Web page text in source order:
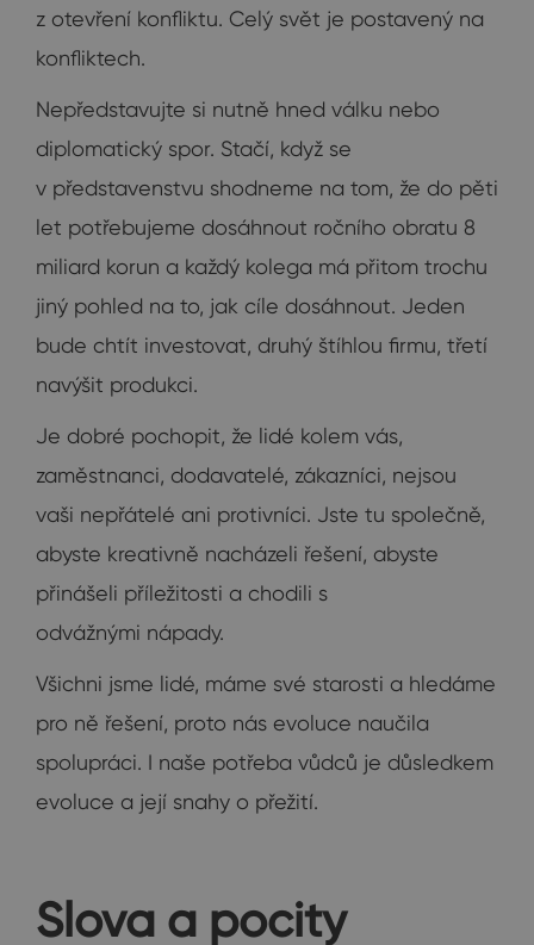
z otevření konfliktu. Celý svět je postavený na
konfliktech.
Nepředstavujte si nutně hned válku nebo
diplomatický spor. Stačí, když se
v představenstvu shodneme na tom, že do pěti
let potřebujeme dosáhnout ročního obratu 8
miliard korun a každý kolega má přitom trochu
jiný pohled na to, jak cíle dosáhnout. Jeden
bude chtít investovat, druhý štíhlou firmu, třetí
navýšit produkci.
Je dobré pochopit, že lidé kolem vás,
zaměstnanci, dodavatelé, zákazníci, nejsou
vaši nepřátelé ani protivníci. Jste tu společně,
abyste kreativně nacházeli řešení, abyste
přinášeli příležitosti a chodili s
odvážnými nápady.
Všichni jsme lidé, máme své starosti a hledáme
pro ně řešení, proto nás evoluce naučila
spolupráci. I naše potřeba vůdců je důsledkem
evoluce a její snahy o přežití.
Slova a pocity